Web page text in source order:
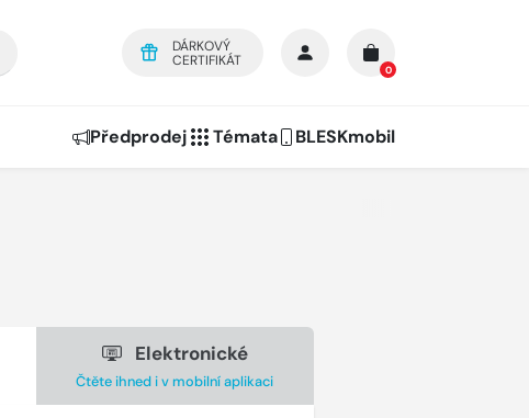
DÁRKOVÝ
CERTIFIKÁT
0
Předprodej Témata BLESKmobil
Elektronické
Čtěte ihned i v mobilní aplikaci